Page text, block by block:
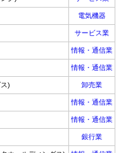
電気機器
サービス業
情報・通信業
情報・通信業
) 卸売業
情報・通信業
情報・通信業
銀行業